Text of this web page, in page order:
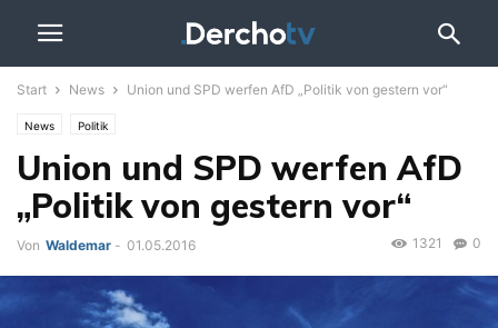
Start News Union und SPD werfen AfD „Politik von gestern vor“
News Politik
Union und SPD werfen AfD
„Politik von gestern vor“
Von Waldemar - 01.05.2016 0
1321